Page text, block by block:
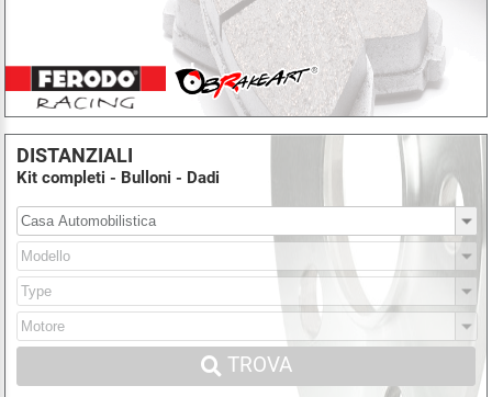
DISTANZIALI
Kit completi - Bulloni - Dadi
TROVA